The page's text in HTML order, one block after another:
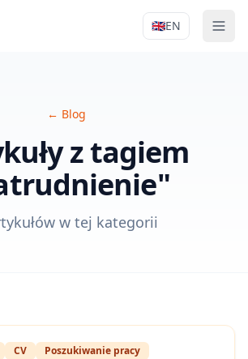
🇬🇧EN
Apply4Me
← Blog
z tagiem
w tej kategorii
CV Poszukiwanie pracy